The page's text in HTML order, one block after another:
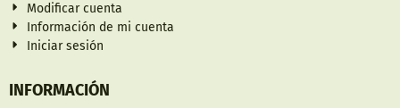
Modificar cuenta
Información de mi cuenta
Iniciar sesión
INFORMACIÓN